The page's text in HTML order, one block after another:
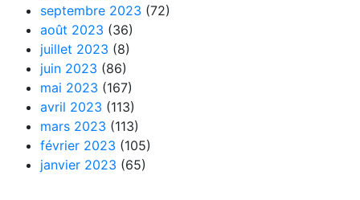
septembre 2023 (72)
août 2023 (36)
juillet 2023 (8)
juin 2023 (86)
mai 2023 (167)
avril 2023 (113)
mars 2023 (113)
février 2023 (105)
janvier 2023 (65)